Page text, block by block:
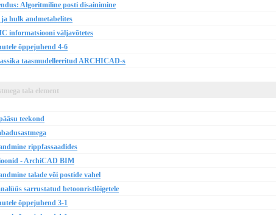
Algoritmiline posti disainimine
hulk andmetabelites
informatsiooni väljavõtetes
õppejuhend 4-6
taasmudelleeritud ARCHICAD-s
tala element
teekond
rippfassaadides
- ArchiCAD BIM
talade või postide vahel
sarrustatud betoonristlõigetele
õppejuhend 3-1